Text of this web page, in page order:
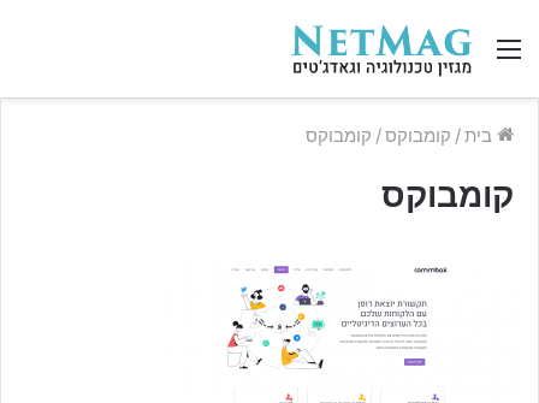
תפריט
בית/ קומבוקס/ קומבוקס
קומבוקס